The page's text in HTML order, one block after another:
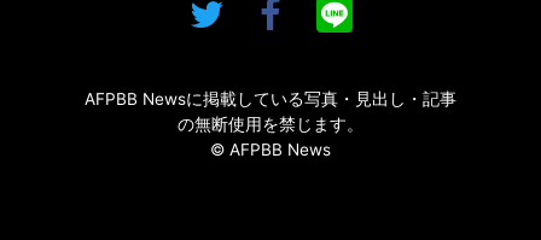
AFPBB Newsに掲載している写真・見出し・記事
の無断使用を禁じます。
© AFPBB News